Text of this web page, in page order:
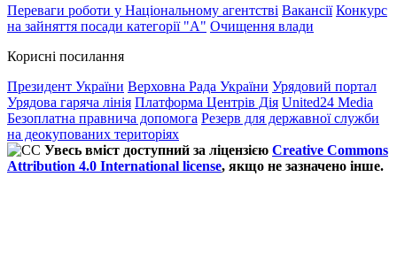
Переваги роботи у Національному агентстві Вакансії Конкурс
на зайняття посади категорії "А" Очищення влади
Корисні посилання
Президент України Верховна Рада України Урядовий портал
Урядова гаряча лінія Платформа Центрів Дія United24 Media
Безоплатна правнича допомога Резерв для державної служби
на деокупованих територіях
Увесь вміст доступний за ліцензією Creative Commons
Attribution 4.0 International license, якщо не зазначено інше.